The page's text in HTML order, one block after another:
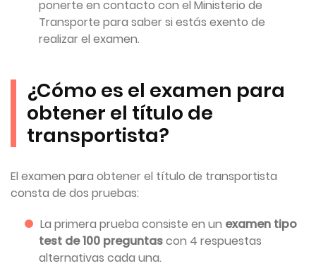
ponerte en contacto con el Ministerio de
Transporte para saber si estás exento de
realizar el examen.
¿Cómo es el examen para
obtener el título de
transportista?
El examen para obtener el título de transportista
consta de dos pruebas:
La primera prueba consiste en un examen tipo
test de 100 preguntascon 4 respuestas
alternativas cada una.